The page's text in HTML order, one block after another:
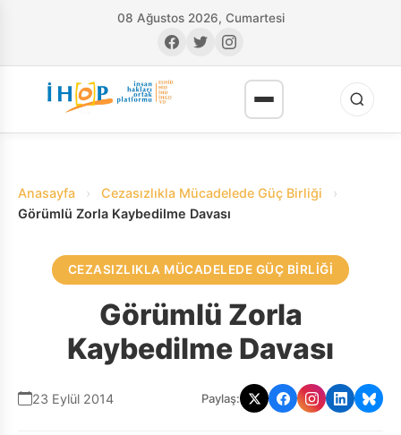
08 Ağustos 2026, Cumartesi
Anasayfa › Cezasızlıkla Mücadelede Güç Birliği
›
Görümlü Zorla Kaybedilme Davası
CEZASIZLIKLA MÜCADELEDE GÜÇ BIRLIĞI
Görümlü Zorla
Kaybedilme Davası
23 Eylül 2014 Paylaş: